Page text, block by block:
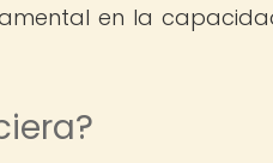
en la